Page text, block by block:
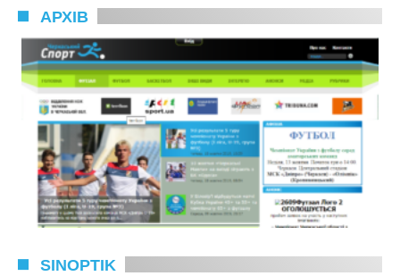
АРХІВ
SINOPTIK